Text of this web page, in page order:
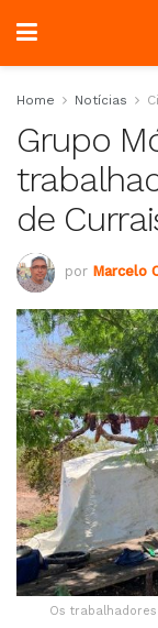
Home Notícias
Grupo
de
por Marcelo
Os